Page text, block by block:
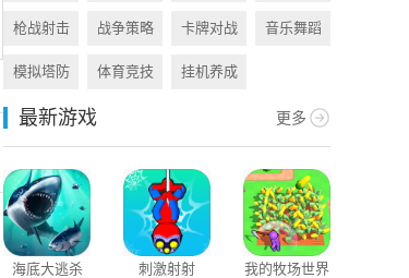
枪战射击 战争策略 卡牌对战 音乐舞蹈
模拟塔防 体育竞技 挂机养成
最新游戏 更多
海底大逃杀 刺激射射 我的牧场世界